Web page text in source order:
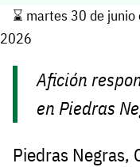
⌛️ martes 30 de junio
2026
Afición
en Piedras
Piedras Negras,